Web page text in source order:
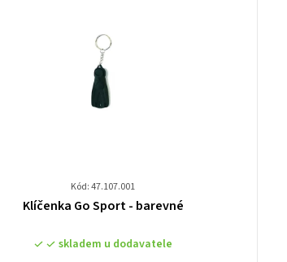
Kód: 47.107.001
Průměrné
produktu
Klíčenka Go Sport - barevné
skladem u dodavatele